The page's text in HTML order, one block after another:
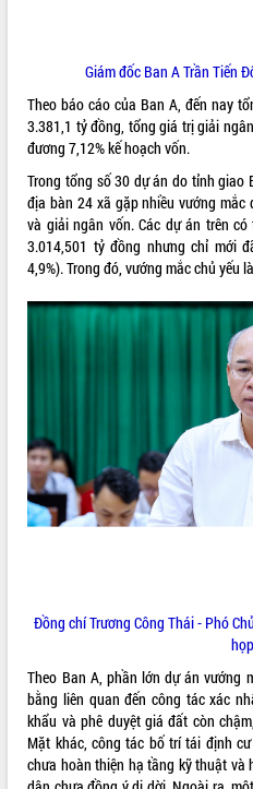
tỉnh khóa XI quyết nghị nhiều nội dung
quan trọng
Bí thư Tỉnh ủy Lương Nguyễn Minh
Triết thăm, tặng quà người có công với
cách mạng
Rà soát, hoàn thiện hệ thống thiết chế
văn hóa, thể thao đáp ứng yêu cầu
phát triển mới
Thường trực HĐND tỉnh Đắk Lắk gặp
mặt Đoàn chuyên gia y tế TP. Hồ Chí
Bàn giải pháp tháo gỡ khó khăn trong
xuất khẩu sầu riêng và triển khai quy
định EUDR
Thứ trưởng Bộ Nông nghiệp và Môi
trường Nguyễn Hoàng Hiệp khảo sát
vùng trồng và doanh nghiệp đóng gói
Đắk Lắk công bố Quy hoạch và xúc
Ngành cá ngừ Đắk Lắk chủ động thích
ứng để giữ vững thị trường xuất khẩu
Diễn đàn Kinh tế tư nhân Việt Nam đột
phá cơ chế - Hợp tác công tư
Đề án 06 tạo bước ngoặt đột phá trong
ALBUM ẢNH
LIÊN KẾT WEB
Hôm nay:
Tất cả: 66023200
Giám đốc Ban A Trần Tiến
Theo báo cáo của Ban A, đến nay
3.381,1 tỷ đồng, tổng giá trị giải
đương 7,12% kế hoạch vốn.
Trong tổng số 30 dự án do tỉnh giao
địa bàn 24 xã gặp nhiều vướng
và giải ngân vốn. Các dự án trên
3.014,501 tỷ đồng nhưng chỉ mới
4,9%). Trong đó, vướng mắc chủ yếu
Đồng chí Trương Công Thái - Phó
Theo Ban A, phần lớn dự án vướng
bằng liên quan đến công tác xác
khẩu và phê duyệt giá đất còn
Mặt khác, công tác bố trí tái định
chưa hoàn thiện hạ tầng kỹ thuật